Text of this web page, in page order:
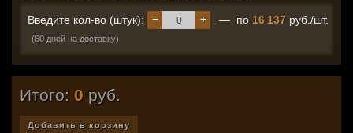
Введите кол-во (штук): +
− — по 16 137 руб./шт.
(60 дней на доставку)
Итого: 0 руб.
Добавить в корзину